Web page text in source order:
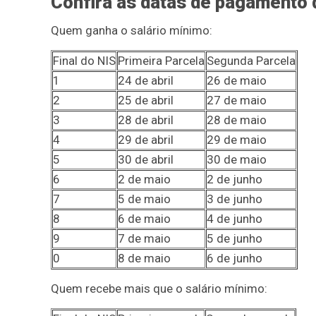
Quem ganha o salário mínimo:
Final do NIS Primeira Parcela Segunda Parcela
1
24 de abril
26 de maio
2
25 de abril
27 de maio
3
28 de abril
28 de maio
4
29 de abril
29 de maio
5
30 de abril
30 de maio
6
2 de maio
2 de junho
7
5 de maio
3 de junho
8
6 de maio
4 de junho
9
7 de maio
5 de junho
0
8 de maio 6 de junho
Quem recebe mais que o salário mínimo: